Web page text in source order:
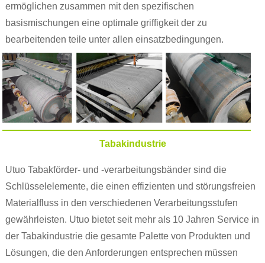
ermöglichen zusammen mit den spezifischen
basismischungen eine optimale griffigkeit der zu
bearbeitenden teile unter allen einsatzbedingungen.
Tabakindustrie
Utuo Tabakförder- und -verarbeitungsbänder sind die
Schlüsselelemente, die einen effizienten und störungsfreien
Materialfluss in den verschiedenen Verarbeitungsstufen
gewährleisten. Utuo bietet seit mehr als 10 Jahren Service in
der Tabakindustrie die gesamte Palette von Produkten und
Lösungen, die den Anforderungen entsprechen müssen